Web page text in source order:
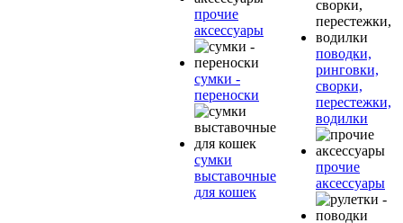
прочие
аксессуары
сумки -
переноски
сумки
выставочные
для кошек
поводки,
ринговки,
сворки,
перестежки,
водилки
прочие
аксессуары